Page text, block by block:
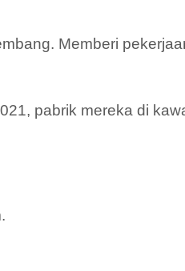
Memberi
pabrik mereka di